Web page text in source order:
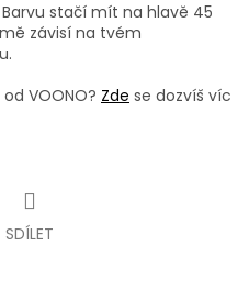
stačí mít na hlavě 45
závisí na tvém
VOONO? Zde se dozvíš víc
SDÍLET